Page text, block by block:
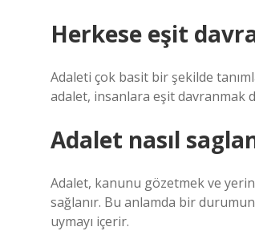
Herkese eşit
Adaleti çok basit bir şekilde
adalet, insanlara eşit davranmak
Adalet nasıl
Adalet, kanunu gözetmek ve
sağlanır. Bu anlamda bir
uymayı içerir.